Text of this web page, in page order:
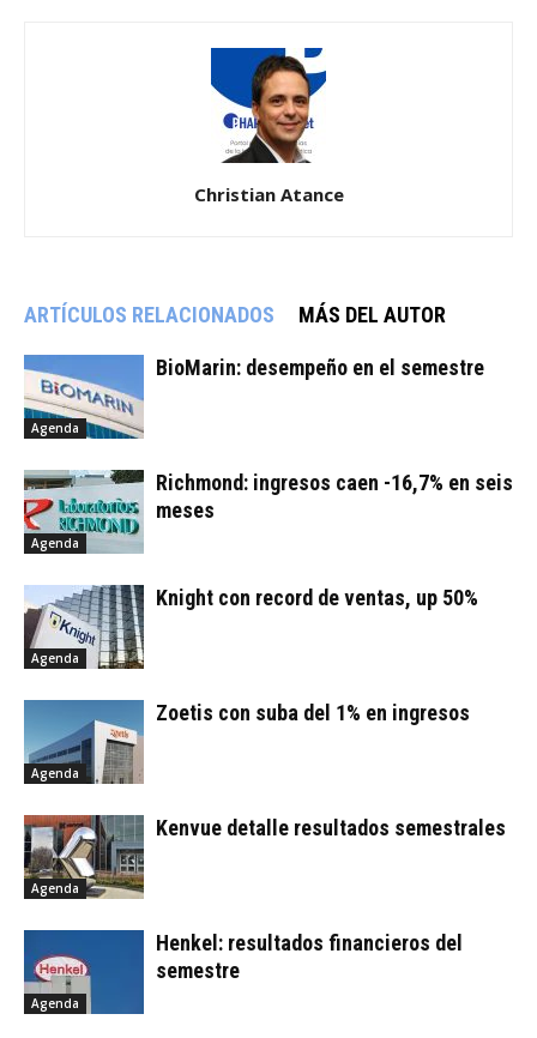
Christian Atance
ARTÍCULOS RELACIONADOS MÁS DEL AUTOR
Agenda
BioMarin: desempeño en el semestre
Agenda
Richmond: ingresos caen -16,7% en seis
meses
Agenda
Knight con record de ventas, up 50%
Agenda
Zoetis con suba del 1% en ingresos
Agenda
Kenvue detalle resultados semestrales
Agenda
Henkel: resultados financieros del
semestre